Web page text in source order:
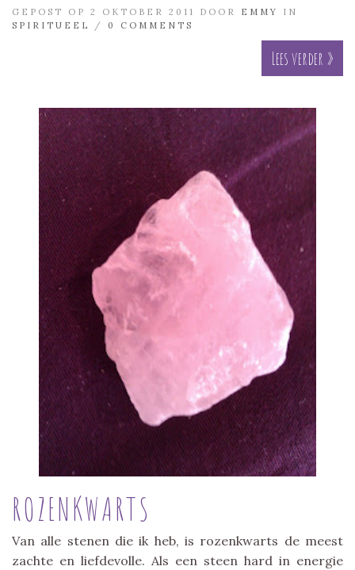
GEPOST OP 2 OKTOBER 2011 DOOR EMMY
IN
SPIRITUEEL
/ 0 COMMENTS
Lees verder »
ROZENKWARTS
Van alle stenen die ik heb, is rozenkwarts de meest
zachte en liefdevolle. Als een steen hard in energie